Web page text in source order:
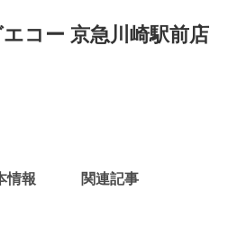
コー 京急川崎駅前店
情報 関連記事